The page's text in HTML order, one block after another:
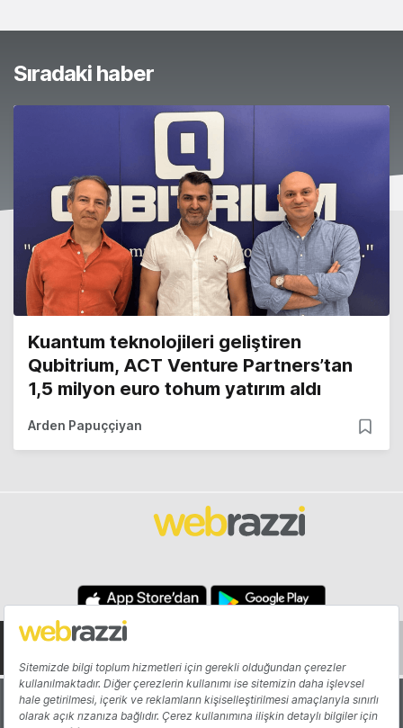
Sıradaki haber
Kuantum teknolojileri geliştiren
Qubitrium, ACT Venture Partners’tan
1,5 milyon euro tohum yatırım aldı
Arden Papuççiyan
Hakkında Yazarlar